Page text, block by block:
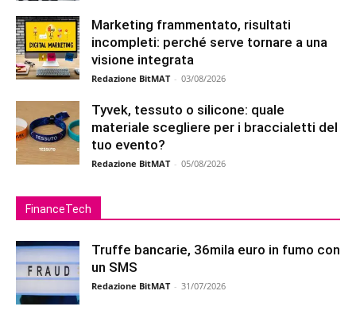
Marketing frammentato, risultati
incompleti: perché serve tornare a una
visione integrata
Redazione BitMAT - 03/08/2026
Tyvek, tessuto o silicone: quale
materiale scegliere per i braccialetti del
tuo evento?
Redazione BitMAT - 05/08/2026
FinanceTech
Truffe bancarie, 36mila euro in fumo con
un SMS
Redazione BitMAT - 31/07/2026